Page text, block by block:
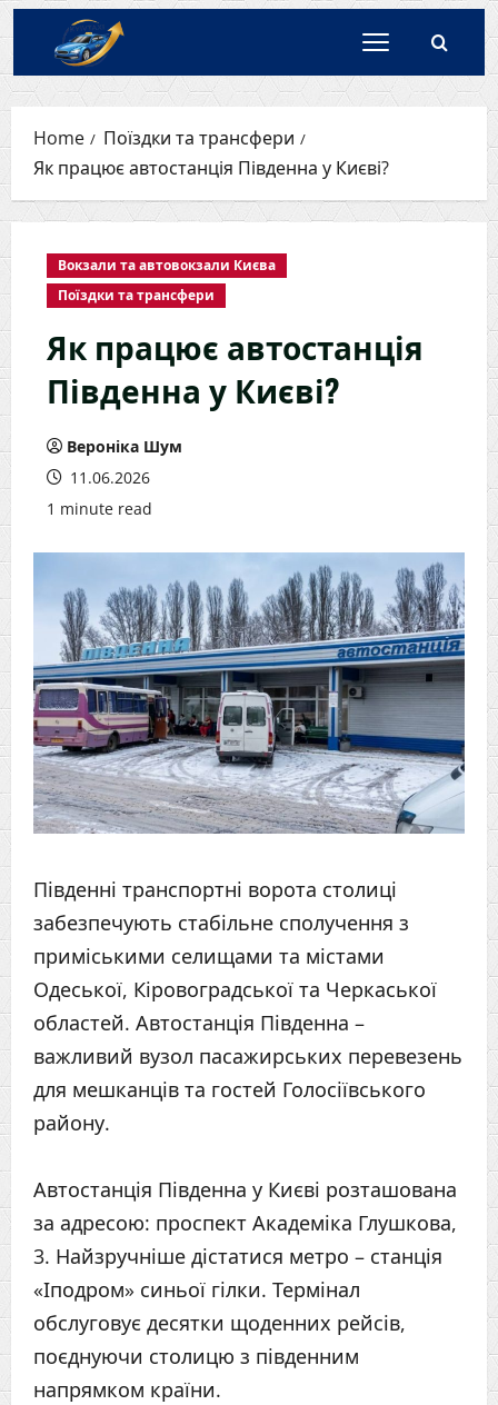
Skip
to
content
Home
Поїздки та трансфери
Як працює автостанція Південна у Києві?
Вокзали та автовокзали Києва
Поїздки та трансфери
Як працює автостанція
Південна у Києві?
Вероніка Шум
11.06.2026
1 minute read
Південні транспортні ворота столиці
забезпечують стабільне сполучення з
приміськими селищами та містами
Одеської, Кіровоградської та Черкаської
областей. Автостанція Південна –
важливий вузол пасажирських перевезень
для мешканців та гостей Голосіївського
району.
Автостанція Південна у Києві розташована
за адресою: проспект Академіка Глушкова,
3. Найзручніше дістатися метро – станція
«Іподром» синьої гілки. Термінал
обслуговує десятки щоденних рейсів,
поєднуючи столицю з південним
напрямком країни.